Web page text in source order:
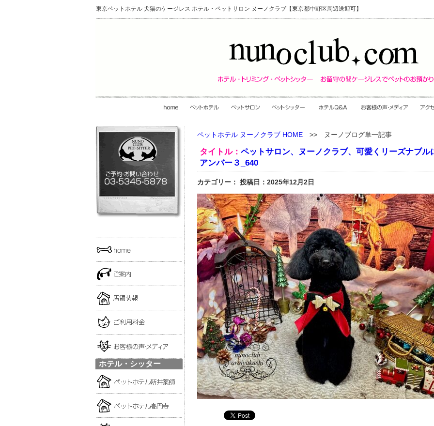
東京ペットホテル 犬猫のケージレス ホテル・ペットサロン ヌーノクラブ【東京都中野区周辺送迎可】
ホテル・シッター
ペットホテル ヌーノクラブ HOME >> ヌーノブログ単一記事
タイトル： ペットサロン、ヌーノクラブ、可愛くリーズナブ
アンバー３_640
カテゴリー： 投稿日：2025年12月2日